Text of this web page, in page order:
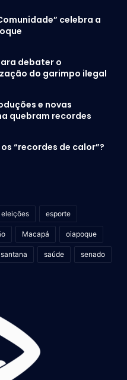
Mary Paes
Paes(96) 99179-
celebra a
debater o
do garimpo ilegal
e novas
quebram recordes
“recordes de calor”?
eleições esporte
Macapá oiapoque
santana saúde senado